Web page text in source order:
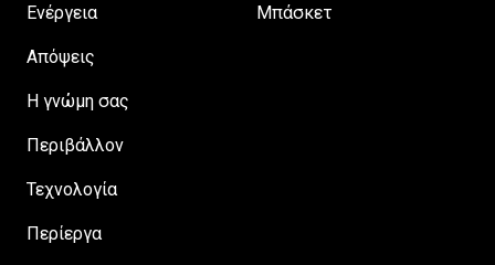
Ενέργεια
Απόψεις
H γνώμη σας
Περιβάλλον
Τεχνολογία
Περίεργα
Μπάσκετ